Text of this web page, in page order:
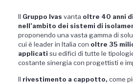
Il Gruppo Ivas vanta oltre 40 anni
nell’ambito dei sistemi di
proponendo una vasta gamma di
cui è leader in Italia con oltre 35
applicati su edifici di tutte le
costante sinergia con progettisti e
Il rivestimento a cappotto, come